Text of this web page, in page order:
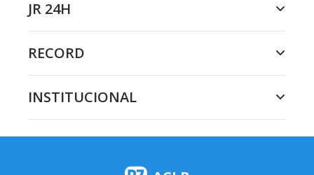
JR 24H
RECORD
INSTITUCIONAL